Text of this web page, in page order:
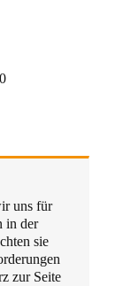
uns für
in der
sie
zur Seite